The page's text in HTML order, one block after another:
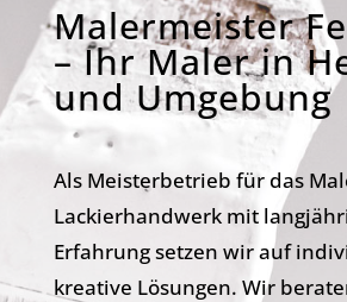
Malermeister
– Ihr Maler in
und Umgebung
Als Meisterbetrieb für das
Lackierhandwerk mit
Erfahrung setzen wir auf
kreative Lösungen. Wir